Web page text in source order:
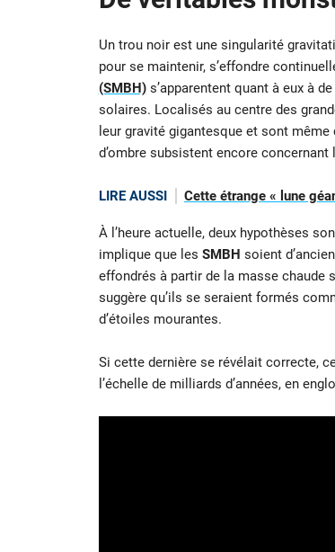
Un trou noir est une singularité
pour se maintenir, s’effondre
(SMBH)s’apparentent quant à eux à
solaires. Localisés au centre des
leur gravité gigantesque et sont
d’ombre subsistent encore
LIRE AUSSI Cette étrange « lune
À l’heure actuelle, deux hypothèses
implique que les SMBH soient
effondrés à partir de la masse chaude
suggère qu’ils se seraient formés
d’étoiles mourantes.
Si cette dernière se révélait correcte,
l’échelle de milliards d’années, en